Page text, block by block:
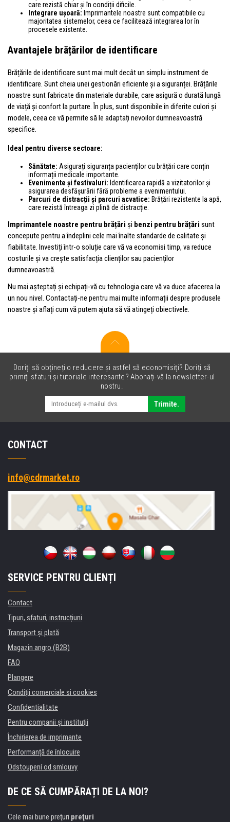
care rezistă chiar și în condiții dificile.
Integrare ușoară: Imprimantele noastre sunt compatibile cu
majoritatea sistemelor, ceea ce facilitează integrarea lor în
procesele existente.
Avantajele brățărilor de identificare
Brățările de identificare sunt mai mult decât un simplu instrument de
identificare. Sunt cheia unei gestionări eficiente și a siguranței. Brățările
noastre sunt fabricate din materiale durabile, care asigură o durată lungă
de viață și confort la purtare. În plus, sunt disponibile în diferite culori și
modele, ceea ce vă permite să le adaptați nevoilor dumneavoastră
specifice.
Ideal pentru diverse sectoare:
Sănătate: Asigurați siguranța pacienților cu brățări care conțin
informații medicale importante.
Evenimente și festivaluri: Identificarea rapidă a vizitatorilor și
asigurarea desfășurării fără probleme a evenimentului.
Parcuri de distracții și parcuri acvatice: Brățări rezistente la apă,
care rezistă întreaga zi plină de distracție.
Imprimantele noastre pentru brățări și benzi pentru brățări sunt
concepute pentru a îndeplini cele mai înalte standarde de calitate și
fiabilitate. Investiți într-o soluție care vă va economisi timp, va reduce
costurile și va crește satisfacția clienților sau pacienților
dumneavoastră.
Nu mai așteptați și echipați-vă cu tehnologia care vă va duce afacerea la
un nou nivel. Contactați-ne pentru mai multe informații despre produsele
noastre și aflați cum vă putem ajuta să vă atingeți obiectivele.
Doriți să obțineți o reducere și astfel să economisiți? Doriți să
primiți sfaturi și tutoriale interesante? Abonați-vă la newsletter-ul
nostru.
Trimite.
CONTACT
info@cdrmarket.ro
SERVICE PENTRU CLIENȚI
Contact
Tipuri, sfaturi, instrucțiuni
Transport şi plată
Magazin angro (B2B)
FAQ
Plangere
Condiţii comerciale si cookies
Confidentialitate
Pentru companii și instituţii
Închirierea de imprimante
Performanță de înlocuire
Odstoupení od smlouvy
DE CE SĂ CUMPĂRAȚI DE LA NOI?
Cele mai bune preţuri preţuri